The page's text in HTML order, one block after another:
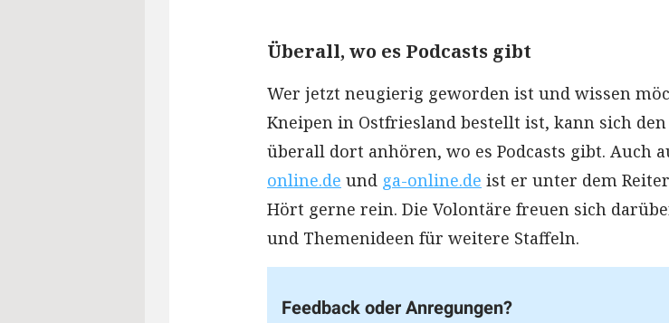
Überall, wo es Podcasts gibt
Wer jetzt neugierig geworden ist und wissen
Kneipen in Ostfriesland bestellt ist, kann sich den
überall dort anhören, wo es Podcasts gibt. Auch
online.de und ga-online.de ist er unter dem Reiter
Hört gerne rein. Die Volontäre freuen sich
und Themenideen für weitere Staffeln.
Feedback oder Anregungen?